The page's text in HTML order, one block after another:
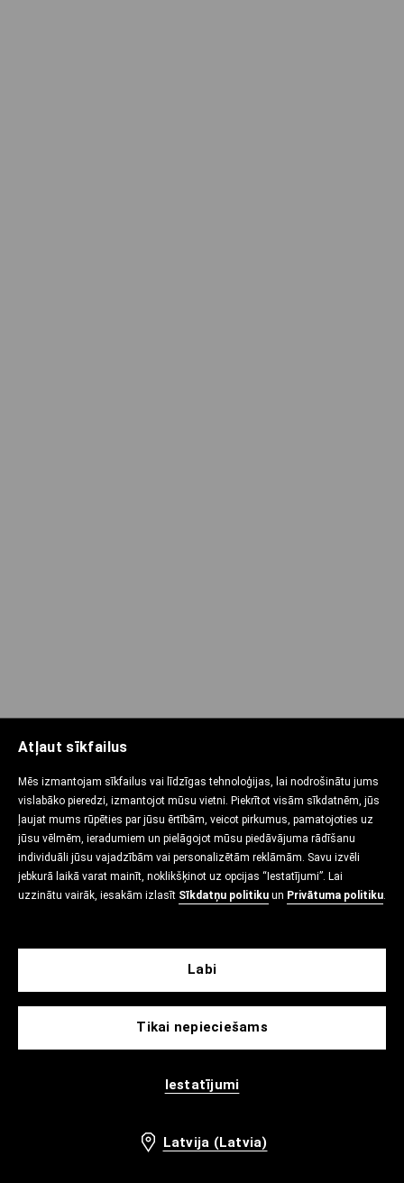
Atļaut sīkfailus
Mēs izmantojam sīkfailus vai līdzīgas tehnoloģijas, lai nodrošinātu jums
vislabāko pieredzi, izmantojot mūsu vietni. Piekrītot visām sīkdatnēm, jūs
ļaujat mums rūpēties par jūsu ērtībām, veicot pirkumus, pamatojoties uz
jūsu vēlmēm, ieradumiem un pielāgojot mūsu piedāvājuma rādīšanu
individuāli jūsu vajadzībām vai personalizētām reklāmām. Savu izvēli
jebkurā laikā varat mainīt, noklikšķinot uz opcijas “Iestatījumi”. Lai
uzzinātu vairāk, iesakām izlasīt Sīkdatņu politiku un Privātuma politiku.
Tikai nepieciešams
Iestatījumi
Labi
Latvija (Latvia)